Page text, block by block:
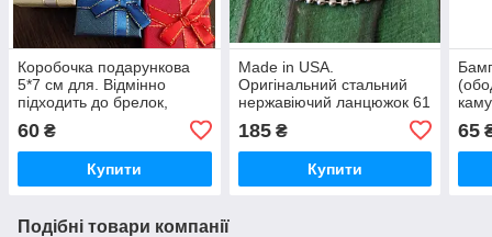
Коробочка подарункова
5*7 см для. Відмінно
підходить до брелок,
60 ₴
Купити
Made in USA.
Оригінальний стальний
нержавіючий ланцюжок 61
см для армійських жетонів
смертників. Оплата при
отриманні! Не облазить
185₴
Купити
65
Подібні товари компанії